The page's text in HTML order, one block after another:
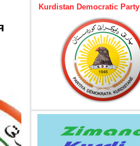
Kurdistan Democratic Party